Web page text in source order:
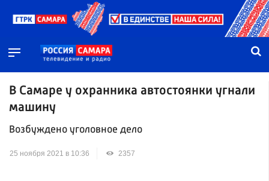
В Самаре у охранника автостоянки угнали
машину
Возбуждено уголовное дело
25 ноября 2021 в 10:36 2357